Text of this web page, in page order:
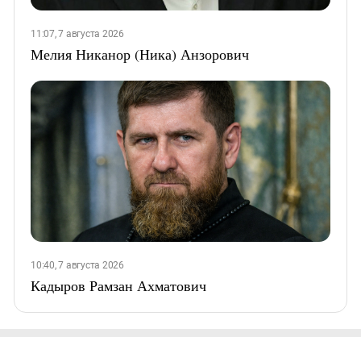
11:07, 7 августа 2026
Мелия Никанор (Ника) Анзорович
10:40, 7 августа 2026
Кадыров Рамзан Ахматович